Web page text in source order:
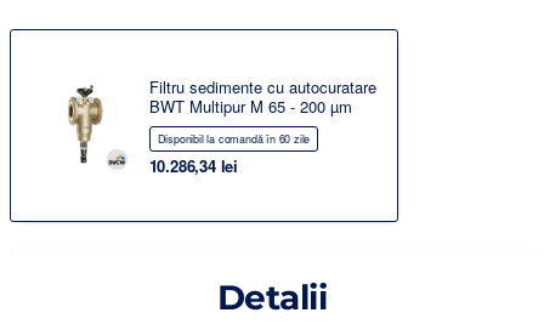
Filtru sedimente cu autocuratare
BWT Multipur M 65 - 200 µm
Disponibil la comandă în 60 zile
10.286,34 lei
Detalii